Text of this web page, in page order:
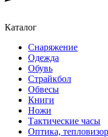
Каталог
Снаряжение
Одежда
Обувь
Страйкбол
Обвесы
Книги
Ножи
Тактические часы
Оптика,